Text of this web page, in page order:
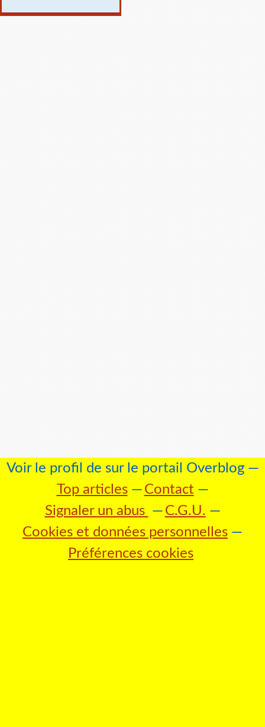
Voir le profil de sur le portail Overblog
Top articles
Contact
Signaler un abus
C.G.U.
Cookies et données personnelles
Préférences cookies